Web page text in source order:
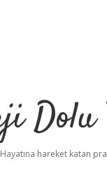
Dolu
Hayatına hareket katan